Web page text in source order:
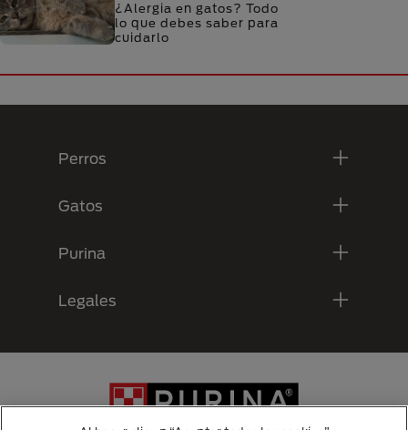
¿Alergia en gatos? Todo
lo que debes saber para
cuidarlo
Perros
Gatos
Purina
Legales